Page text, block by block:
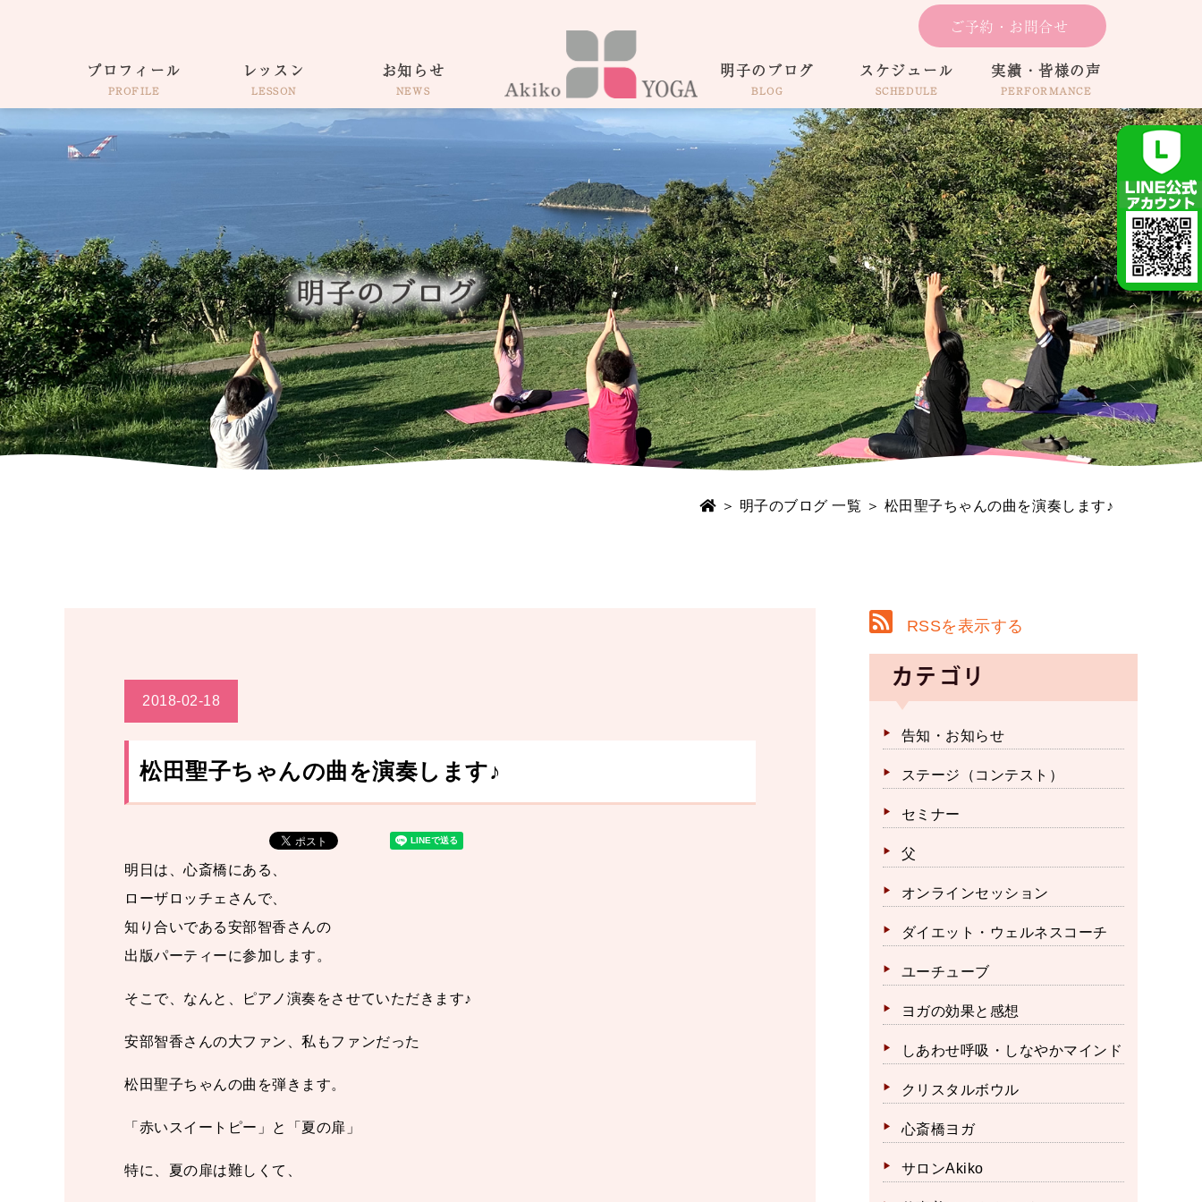
ご予約・お問合せ
プロフィール
PROFILE
レッスン
LESSON
サロンAkiko
ウェルネスコーチ
仕事着そのままヨガ
出張・各種イベント
お知らせ
NEWS
明子のブログ
BLOG
スケジュール
SCHEDULE
実績・皆様の声
PERFORMANCE
＞ 明子のブログ 一覧 ＞ 松田聖子ちゃんの曲を演奏します♪
2018-02-18
松田聖子ちゃんの曲を演奏します♪
明日は、心斎橋にある、
ローザロッチェさんで、
知り合いである安部智香さんの
出版パーティーに参加します。
そこで、なんと、ピアノ演奏をさせていただきます♪
安部智香さんの大ファン、私もファンだった
松田聖子ちゃんの曲を弾きます。
「赤いスイートピー」と「夏の扉」
特に、夏の扉は難しくて、
RSSを表示する
カテゴリ
告知・お知らせ
ステージ（コンテスト）
セミナー
父
オンラインセッション
ダイエット・ウェルネスコーチ
ユーチューブ
ヨガの効果と感想
しあわせ呼吸・しなやかマインド
クリスタルボウル
心斎橋ヨガ
サロンAkiko